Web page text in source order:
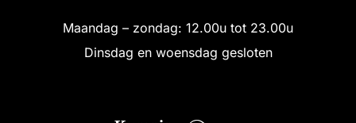
Maandag – zondag: 12.00u tot 23.00u
Dinsdag en woensdag gesloten